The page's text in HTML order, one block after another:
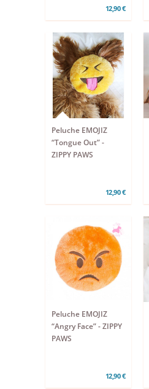
12,90 €
Peluche EMOJIZ
“Tongue Out” -
ZIPPY PAWS
12,90 €
Peluche EMOJIZ
“Angry Face” - ZIPPY
PAWS
12,90 €